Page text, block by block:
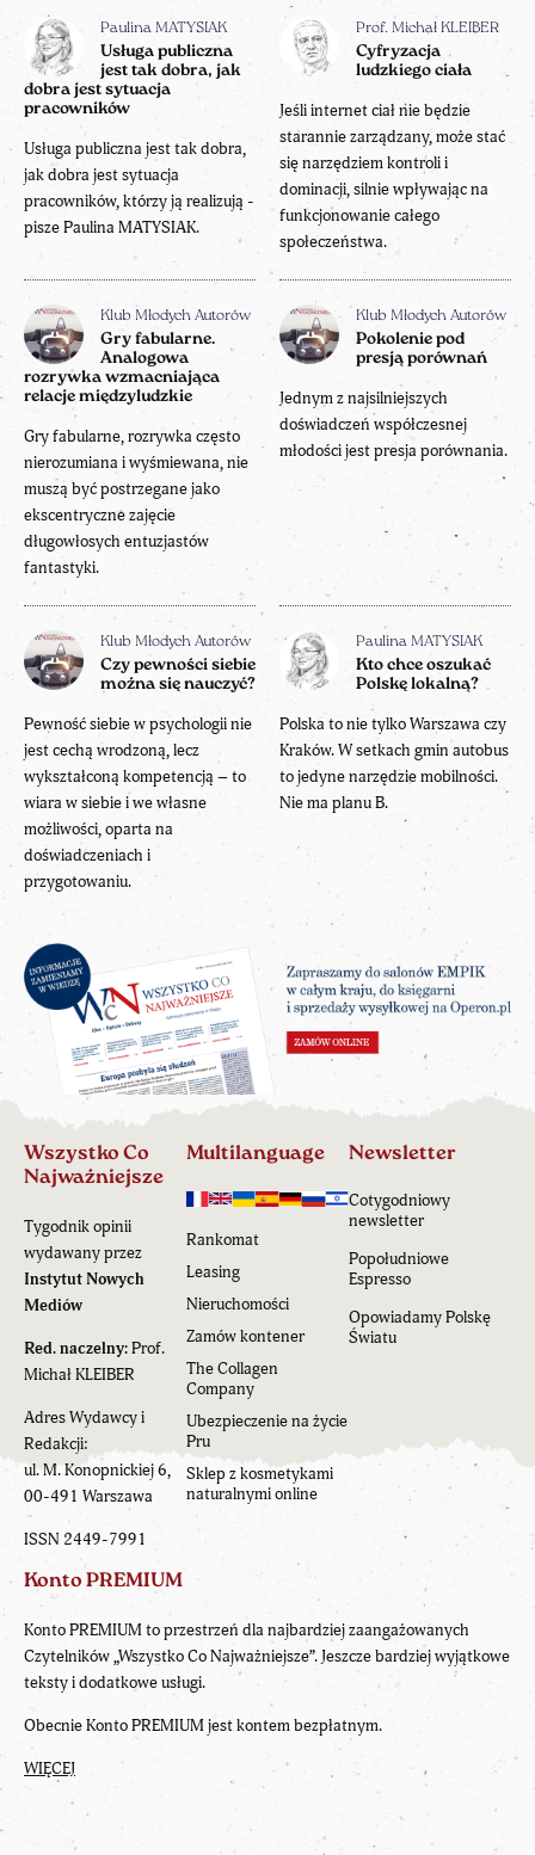
Paulina MATYSIAK
Usługa publiczna
jest tak dobra, jak
dobra jest sytuacja
pracowników
Usługa publiczna jest tak dobra,
jak dobra jest sytuacja
pracowników, którzy ją realizują -
pisze Paulina MATYSIAK.
Prof. Michał KLEIBER
Cyfryzacja
ludzkiego ciała
Jeśli internet ciał nie będzie
starannie zarządzany, może stać
się narzędziem kontroli i
dominacji, silnie wpływając na
funkcjonowanie całego
społeczeństwa.
Klub Młodych Autorów
Gry fabularne.
Analogowa
rozrywka wzmacniająca
relacje międzyludzkie
Gry fabularne, rozrywka często
nierozumiana i wyśmiewana, nie
muszą być postrzegane jako
ekscentryczne zajęcie
długowłosych entuzjastów
fantastyki.
Klub Młodych Autorów
Pokolenie pod
presją porównań
Jednym z najsilniejszych
doświadczeń współczesnej
młodości jest presja porównania.
Klub Młodych Autorów
Czy pewności siebie
można się nauczyć?
Pewność siebie w psychologii nie
jest cechą wrodzoną, lecz
wykształconą kompetencją – to
wiara w siebie i we własne
możliwości, oparta na
doświadczeniach i
przygotowaniu.
Paulina MATYSIAK
Kto chce oszukać
Polskę lokalną?
Polska to nie tylko Warszawa czy
Kraków. W setkach gmin autobus
to jedyne narzędzie mobilności.
Nie ma planu B.
Wszystko Co
Najważniejsze
Tygodnik opinii
wydawany przez
Instytut Nowych
Mediów
Red. naczelny:Prof.
Michał KLEIBER
Adres Wydawcy i
Redakcji:
ul. M. Konopnickiej 6,
00-491 Warszawa
ISSN 2449-7991
Multilanguage
Rankomat
Leasing
Nieruchomości
Zamów kontener
The Collagen
Company
Ubezpieczenie na życie
Pru
Sklep z kosmetykami
naturalnymi online
Newsletter
Cotygodniowy
newsletter
Popołudniowe
Espresso
Opowiadamy Polskę
Światu
Konto PREMIUM
Konto PREMIUM to przestrzeń dla najbardziej zaangażowanych
Czytelników „Wszystko Co Najważniejsze”. Jeszcze bardziej wyjątkowe
teksty i dodatkowe usługi.
Obecnie Konto PREMIUM jest kontem bezpłatnym.
WIĘCEJ